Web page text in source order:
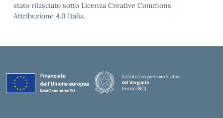
stato rilasciato sotto Licenza Creative Commons
Attribuzione 4.0 Italia.
Istituto Comprensivo Statale
del Vergante
Invorio (NO)